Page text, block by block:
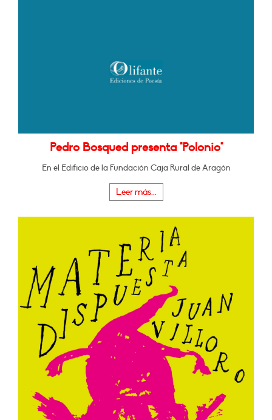
Pedro Bosqued presenta "Polonio"
En el Edificio de la Fundación Caja Rural de Aragón
Leer más...